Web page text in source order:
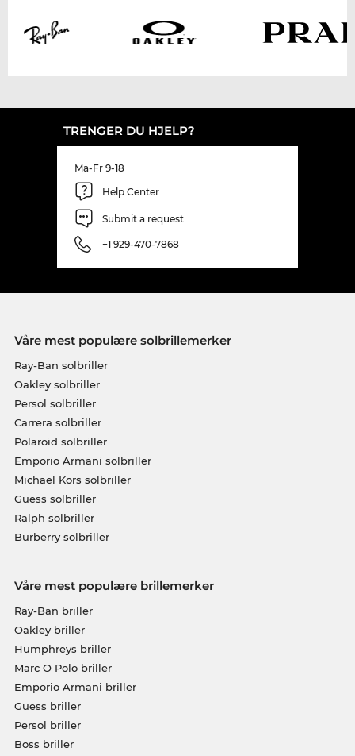
TRENGER DU HJELP?
Ma-Fr 9-18
Help Center
Submit a request
+1 929-470-7868
Våre mest populære solbrillemerker
Ray-Ban solbriller
Oakley solbriller
Persol solbriller
Carrera solbriller
Polaroid solbriller
Emporio Armani solbriller
Michael Kors solbriller
Guess solbriller
Ralph solbriller
Burberry solbriller
Våre mest populære brillemerker
Ray-Ban briller
Oakley briller
Humphreys briller
Marc O Polo briller
Emporio Armani briller
Guess briller
Persol briller
Boss briller